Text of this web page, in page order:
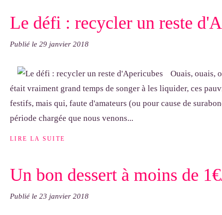
Le défi : recycler un reste
Publié le 29 janvier 2018
Ouais, ouais,
était vraiment grand temps de songer à les liquider, ces
festifs, mais qui, faute d'amateurs (ou pour cause de
période chargée que nous venons...
LIRE LA SUITE
Un bon dessert à moins de
Publié le 23 janvier 2018